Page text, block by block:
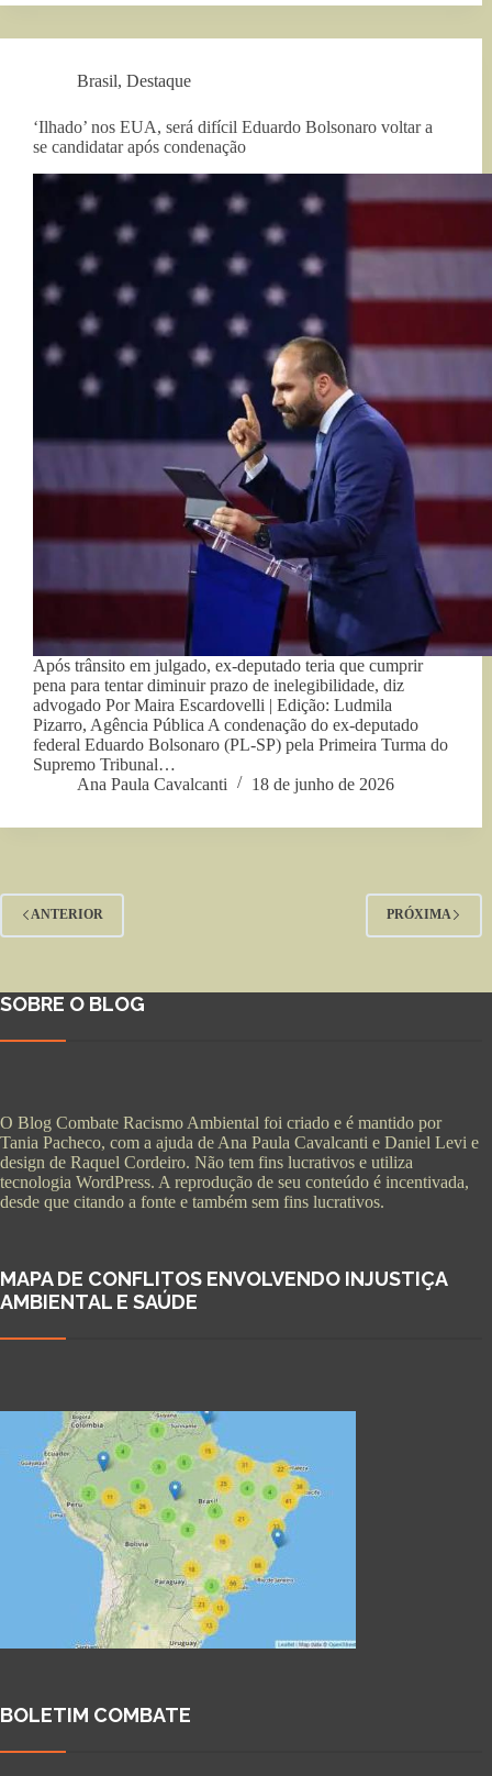
Brasil, Destaque
‘Ilhado’ nos EUA, será difícil Eduardo Bolsonaro voltar a
se candidatar após condenação
Após trânsito em julgado, ex-deputado teria que cumprir
pena para tentar diminuir prazo de inelegibilidade, diz
advogado Por Maira Escardovelli | Edição: Ludmila
Pizarro, Agência Pública A condenação do ex-deputado
federal Eduardo Bolsonaro (PL-SP) pela Primeira Turma do
Supremo Tribunal…
Ana Paula Cavalcanti
18 de junho de 2026
ANTERIOR PRÓXIMA
SOBRE O BLOG
O Blog Combate Racismo Ambiental foi criado e é mantido por
Tania Pacheco, com a ajuda de Ana Paula Cavalcanti e Daniel Levi e
design de Raquel Cordeiro. Não tem fins lucrativos e utiliza
tecnologia WordPress. A reprodução de seu conteúdo é incentivada,
desde que citando a fonte e também sem fins lucrativos.
MAPA DE CONFLITOS ENVOLVENDO INJUSTIÇA
AMBIENTAL E SAÚDE
BOLETIM COMBATE